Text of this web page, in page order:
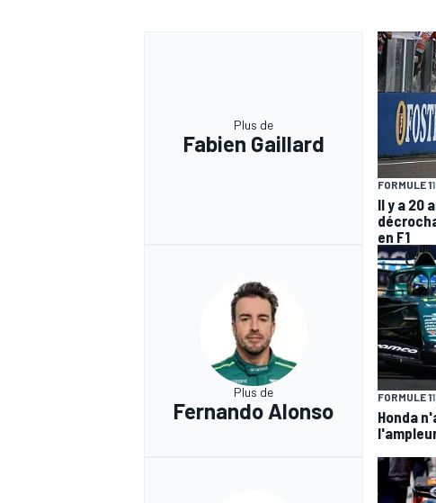
Plus de
Fabien Gaillard
FORMULE 1
Il y a 20
en F1
Plus de
Fernando Alonso
FORMULE 1
Honda